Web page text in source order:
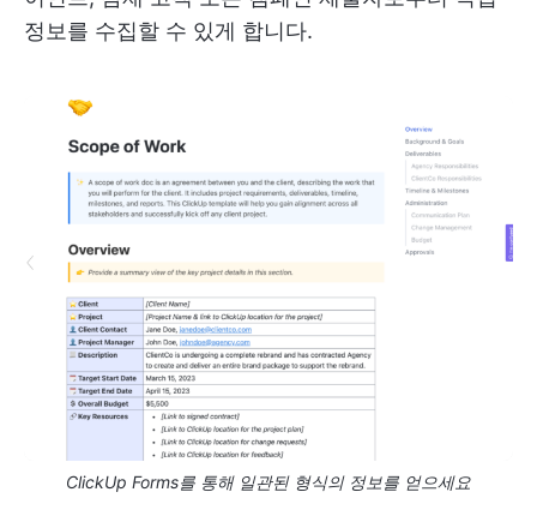
정보를 수집할 수 있게 합니다.
ClickUp Forms를 통해 일관된 형식의 정보를 얻으세요